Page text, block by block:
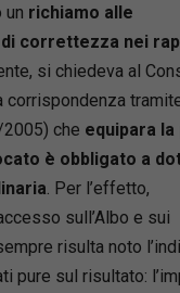
un richiamo alle
correttezza nei
si chiedeva al
2005) che equipara la
è obbligato a
. Per l’effetto,
sull’Albo e sui
risulta noto
pure sul risultato: